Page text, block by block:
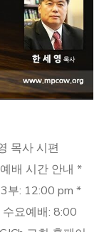
목사 시편
배 시간 안내 *
부: 12:00 pm *
요예배: 8:00